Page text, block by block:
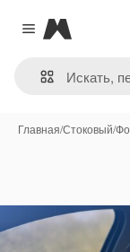
Close menu
Magnific
Главная/Стоковый/